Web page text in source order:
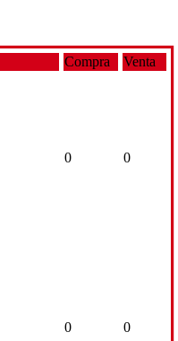
Compra Venta
0 0
0 0